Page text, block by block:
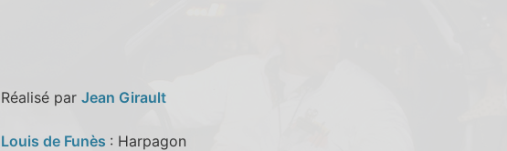
Réalisé par Jean Girault
Louis de Funès : Harpagon